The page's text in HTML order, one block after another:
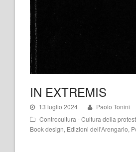
IN EXTREMIS
13 luglio 2024
Paolo Tonini
Controcultura - Cultura della
Book design, Edizioni dell'Arengario,